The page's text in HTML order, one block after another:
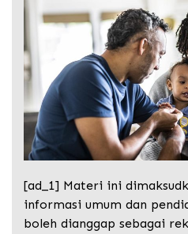
[ad_1] Materi ini
informasi umum dan
boleh dianggap sebagai